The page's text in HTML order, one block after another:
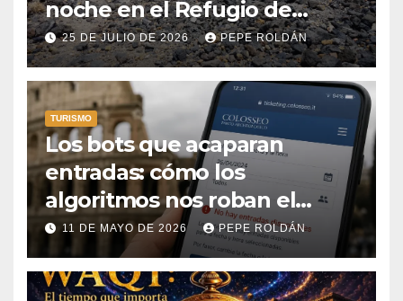
noche en el Refugio de
Altavista
25 DE JULIO DE 2026 PEPE ROLDÁN
TURISMO
Los bots que acaparan
entradas: cómo los
algoritmos nos roban el
acceso a la cultura y el ocio
11 DE MAYO DE 2026 PEPE ROLDÁN